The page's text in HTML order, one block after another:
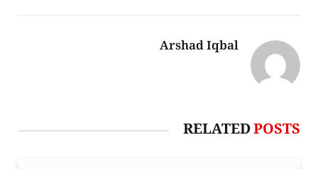
Arshad Iqbal
RELATEDPOSTS